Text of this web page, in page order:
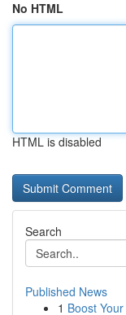
No HTML
HTML is disabled
Search
Published News
1 Boost